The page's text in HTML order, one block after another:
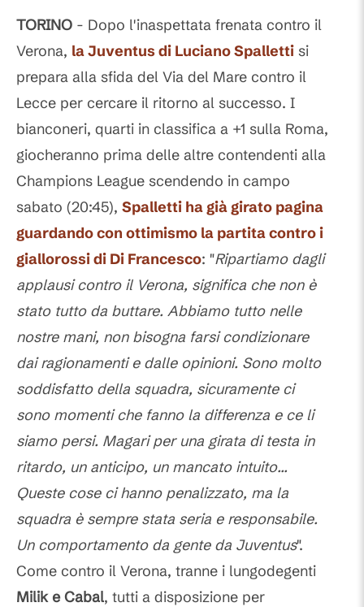
TORINO - Dopo l'inaspettata frenata contro il
Verona, laJuventusdi Luciano Spalletti si
prepara alla sfida del Via del Mare contro il
Lecce per cercare il ritorno al successo. I
bianconeri, quarti in classifica a +1 sulla Roma,
giocheranno prima delle altre contendenti alla
Champions League scendendo in campo
sabato (20:45), Spalletti ha già girato pagina
guardando con ottimismo la partita contro i
giallorossi di Di Francesco: "Ripartiamo dagli
applausi contro il Verona, significa che non è
stato tutto da buttare. Abbiamo tutto nelle
nostre mani, non bisogna farsi condizionare
dai ragionamenti e dalle opinioni. Sono molto
soddisfatto della squadra, sicuramente ci
sono momenti che fanno la differenza e ce li
siamo persi. Magari per una girata di testa in
ritardo, un anticipo, un mancato intuito...
Queste cose ci hanno penalizzato, ma la
squadra è sempre stata seria e responsabile.
Un comportamento da gente da Juventus".
Come contro il Verona, tranne i lungodegenti
Milik e Cabal, tutti a disposizione per